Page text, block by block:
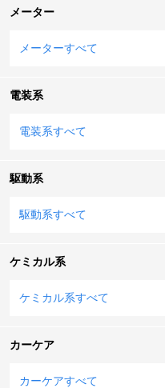
メーター
メーターすべて
電装系
電装系すべて
駆動系
駆動系すべて
ケミカル系
ケミカル系すべて
カーケア
カーケアすべて